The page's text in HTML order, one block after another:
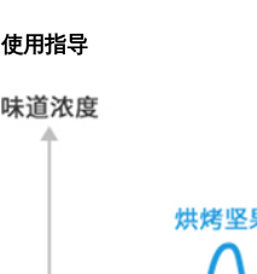
使用指导